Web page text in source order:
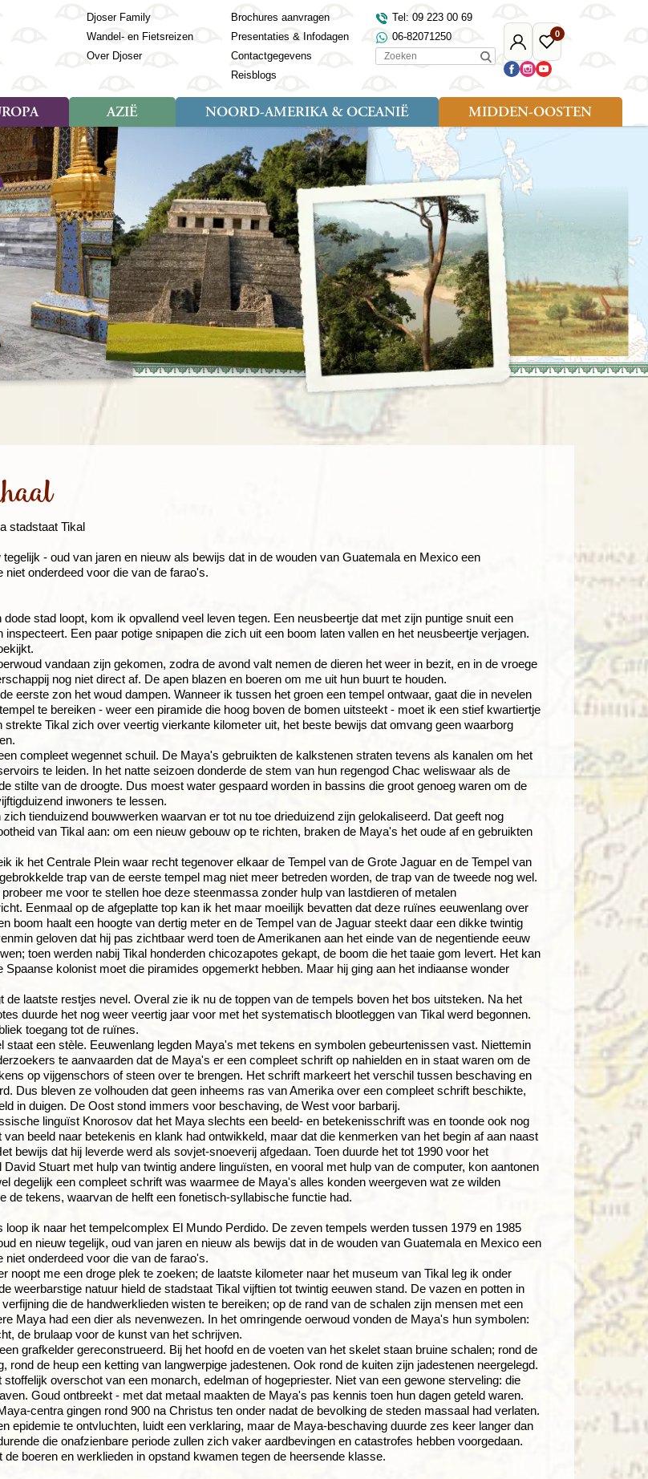
Mijn
Djoser
0
Favoriete
reizen
Djoser Family
Wandel- en Fietsreizen
Over Djoser
Brochures aanvragen
Presentaties & Infodagen
Contactgegevens
Reisblogs
Tel: 09 223 00 69
06-82071250
Zoeken
(Frans) Guyana
Galapagos
Guatemala
Honduras
Mexico
Nicaragua
Paaseiland
Paraguay
Peru
Suriname
(28)
(11)
(8)
(23)
(12)
(3)
Armenië
Azerbeidzjan
Azoren
Balkan
Baltische Staten
Bosnië en Herzegovina
Bulgarije
Engeland
Finland
Frankrijk
Georgië
Griekenland
IJsland
Ierland
Italië
Kaapverdië
Kosovo
Kroatië
Lapland
Letland
Litouwen
Madeira
Montenegro
Noord-Macedonië
Noorwegen
Polen
Portugal
Roemenië
Sardinië
Schotland
Servië
Spanje
Turkije
Verenigd Koninkrijk
Wales
AZIË
Soort reizen
Rondreis (57)
Familiereis (22)
Fietsreis (3)
Cultuur (28)
Natuur (16)
Nieuwe reizen
Rondreis China & Tibet, 42
dagen
Rondreis Sulawesi &
Molukken, 22 dagen
Bangladesh
Bhutan
Cambodja
China
Filipijnen
India
Indochina
Indonesië
Japan
Jordanië
Kazachstan
Kirgizië
Laos
Malediven
Maleisië
Mongolië
Nepal
Oezbekistan
Singapore
Sri Lanka
Taiwan
Thailand
Tibet
Turkmenistan
Vietnam
Zijderoute
Zuid-Korea
NOORD-AMERIKA & OCEANIË
Rondreis (7)
Familiereis (2)
Natuur (5)
Landen
Alaska
Australië
Nieuw-Zeeland
Verenigde Staten
MIDDEN-OOSTEN
Soort reizen
Rondreis (18)
Familiereis (9)
Cultuur (8)
Landen
Egypte
Jordanië
Marokko
Oman
Saoedi-Arabië
Tunesië
Turkije
stadstaat Tikal
- oud van jaren en nieuw als bewijs dat in de wouden van Guatemala en Mexico een
niet onderdeed voor die van de farao's.
dode stad loopt, kom ik opvallend veel leven tegen. Een neusbeertje dat met zijn puntige snuit een
inspecteert. Een paar potige snipapen die zich uit een boom laten vallen en het neusbeertje verjagen.
vandaan zijn gekomen, zodra de avond valt nemen de dieren het weer in bezit, en in de vroege
nog niet direct af. De apen blazen en boeren om me uit hun buurt te houden.
eerste zon het woud dampen. Wanneer ik tussen het groen een tempel ontwaar, gaat die in nevelen
te bereiken - weer een piramide die hoog boven de bomen uitsteekt - moet ik een stief kwartiertje
strekte Tikal zich over veertig vierkante kilometer uit, het beste bewijs dat omvang geen waarborg
compleet wegennet schuil. De Maya's gebruikten de kalkstenen straten tevens als kanalen om het
te leiden. In het natte seizoen donderde de stem van hun regengod Chac weliswaar als de
stilte van de droogte. Dus moest water gespaard worden in bassins die groot genoeg waren om de
inwoners te lessen.
tienduizend bouwwerken waarvan er tot nu toe drieduizend zijn gelokaliseerd. Dat geeft nog
van Tikal aan: om een nieuw gebouw op te richten, braken de Maya's het oude af en gebruikten
ik het Centrale Plein waar recht tegenover elkaar de Tempel van de Grote Jaguar en de Tempel van
trap van de eerste tempel mag niet meer betreden worden, de trap van de tweede nog wel.
me voor te stellen hoe deze steenmassa zonder hulp van lastdieren of metalen
Eenmaal op de afgeplatte top kan ik het maar moeilijk bevatten dat deze ruïnes eeuwenlang over
boom haalt een hoogte van dertig meter en de Tempel van de Jaguar steekt daar een dikke twintig
geloven dat hij pas zichtbaar werd toen de Amerikanen aan het einde van de negentiende eeuw
toen werden nabij Tikal honderden chicozapotes gekapt, de boom die het taaie gom levert. Het kan
Spaanse kolonist moet die piramides opgemerkt hebben. Maar hij ging aan het indiaanse wonder
de laatste restjes nevel. Overal zie ik nu de toppen van de tempels boven het bos uitsteken. Na het
duurde het nog weer veertig jaar voor met het systematisch blootleggen van Tikal werd begonnen.
toegang tot de ruïnes.
staat een stèle. Eeuwenlang legden Maya's met tekens en symbolen gebeurtenissen vast. Niettemin
te aanvaarden dat de Maya's er een compleet schrift op nahielden en in staat waren om de
op vijgenschors of steen over te brengen. Het schrift markeert het verschil tussen beschaving en
Dus bleven ze volhouden dat geen inheems ras van Amerika over een compleet schrift beschikte,
in duigen. De Oost stond immers voor beschaving, de West voor barbarij.
linguïst Knorosov dat het Maya slechts een beeld- en betekenisschrift was en toonde ook nog
beeld naar betekenis en klank had ontwikkeld, maar dat die kenmerken van het begin af aan naast
bewijs dat hij leverde werd als sovjet-snoeverij afgedaan. Toen duurde het tot 1990 voor het
Stuart met hulp van twintig andere linguïsten, en vooral met hulp van de computer, kon aantonen
degelijk een compleet schrift was waarmee de Maya's alles konden weergeven wat ze wilden
de tekens, waarvan de helft een fonetisch-syllabische functie had.
loop ik naar het tempelcomplex El Mundo Perdido. De zeven tempels werden tussen 1979 en 1985
en nieuw tegelijk, oud van jaren en nieuw als bewijs dat in de wouden van Guatemala en Mexico een
niet onderdeed voor die van de farao's.
noopt me een droge plek te zoeken; de laatste kilometer naar het museum van Tikal leg ik onder
weerbarstige natuur hield de stadstaat Tikal vijftien tot twintig eeuwen stand. De vazen en potten in
die de handwerklieden wisten te bereiken; op de rand van de schalen zijn mensen met een
Maya had een dier als nevenwezen. In het omringende oerwoud vonden de Maya's hun symbolen:
de brulaap voor de kunst van het schrijven.
grafkelder gereconstrueerd. Bij het hoofd en de voeten van het skelet staan bruine schalen; rond de
rond de heup een ketting van langwerpige jadestenen. Ook rond de kuiten zijn jadestenen neergelegd.
stoffelijk overschot van een monarch, edelman of hogepriester. Niet van een gewone sterveling: die
Goud ontbreekt - met dat metaal maakten de Maya's pas kennis toen hun dagen geteld waren.
centra gingen rond 900 na Christus ten onder nadat de bevolking de steden massaal had verlaten.
epidemie te ontvluchten, luidt een verklaring, maar de Maya-beschaving duurde zes keer langer dan
die onafzienbare periode zullen zich vaker aardbevingen en catastrofes hebben voorgedaan.
de boeren en werklieden in opstand kwamen tegen de heersende klasse.